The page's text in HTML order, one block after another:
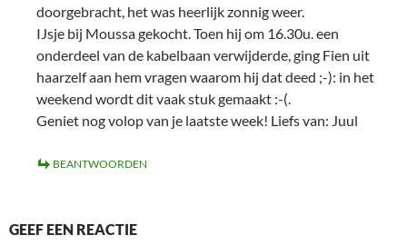
doorgebracht, het was heerlijk zonnig weer.
IJsje bij Moussa gekocht. Toen hij om 16.30u. een
onderdeel van de kabelbaan verwijderde, ging Fien uit
haarzelf aan hem vragen waarom hij dat deed ;-): in het
weekend wordt dit vaak stuk gemaakt :-(.
Geniet nog volop van je laatste week! Liefs van: Juul
BEANTWOORDEN
GEEF EEN REACTIE